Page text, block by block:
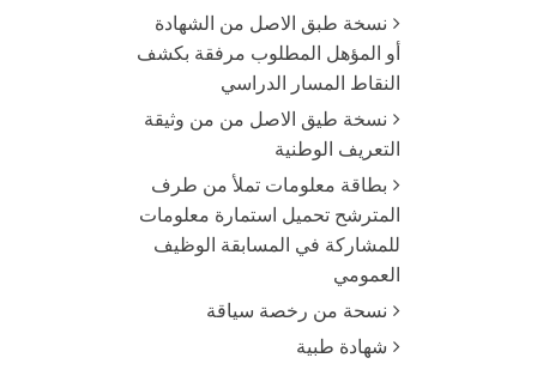
نسخة طبق الاصل من الشهادة
أو المؤهل المطلوب مرفقة بكشف
النقاط المسار الدراسي
نسخة طيق الاصل من من وثيقة
التعريف الوطنية
بطاقة معلومات تملأ من طرف
المترشح تحميل استمارة معلومات
للمشاركة في المسابقة الوظيف
العمومي
نسحة من رخصة سياقة
شهادة طبية